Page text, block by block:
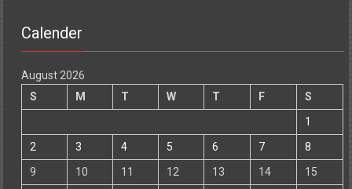
Calender
August 2026
S
M T W T F
S
1
2
3 4 5 6 7
8
9
10 11 12 13 14 15